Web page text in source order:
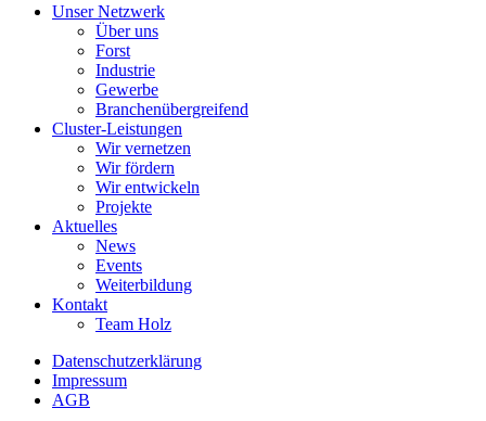
Unser Netzwerk
Über uns
Forst
Industrie
Gewerbe
Branchenübergreifend
Cluster-Leistungen
Wir vernetzen
Wir fördern
Wir entwickeln
Projekte
Aktuelles
News
Events
Weiterbildung
Kontakt
Team Holz
Datenschutzerklärung
Impressum
AGB